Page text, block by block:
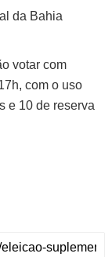
da Bahia
votar com
com o uso
e 10 de reserva